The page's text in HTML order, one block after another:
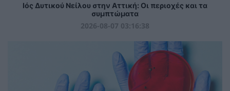
Ιός Δυτικού Νείλου στην Αττική: Οι περιοχές και τα
συμπτώματα
2026-08-07 03:16:38